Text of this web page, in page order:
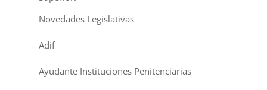
Novedades Legislativas
Adif
Ayudante Instituciones Penitenciarias